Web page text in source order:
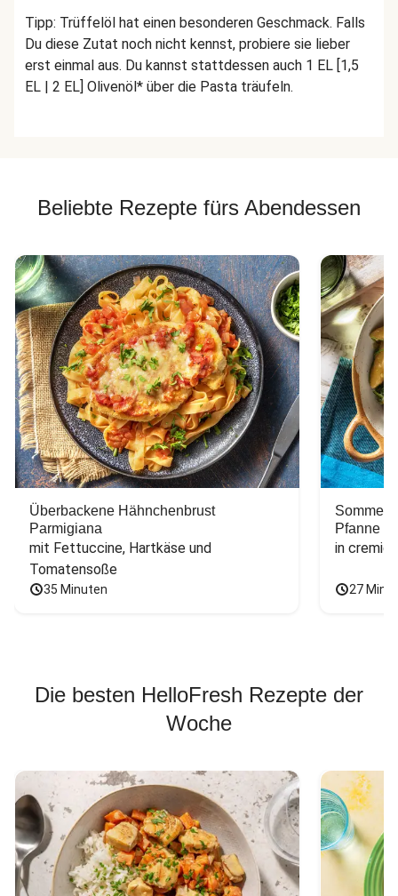
Tipp: Trüffelöl hat einen besonderen Geschmack. Falls
Du diese Zutat noch nicht kennst, probiere sie lieber
erst einmal aus. Du kannst stattdessen auch 1 EL [1,5
EL | 2 EL] Olivenöl* über die Pasta träufeln.
Beliebte Rezepte fürs Abendessen
Überbackene Hähnchenbrust
Parmigiana
mit Fettuccine, Hartkäse und
Tomatensoße
35 Minuten
Pfanne
in
27
Die besten HelloFresh Rezepte der
Woche